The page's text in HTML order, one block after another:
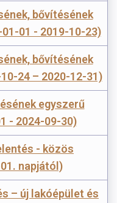
bővítésének
01 - 2019-10-23)
bővítésének
24 – 2020-12-31)
egyszerű
- 2024-09-30)
- közös
napjától)
– új lakóépület és